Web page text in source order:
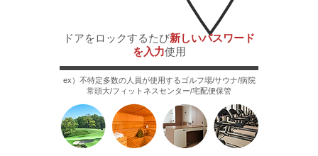
​ドアをロックするたび新しいパスワード
を入力使用
ex）不特定多数の人員が使用するゴルフ場/サウナ/病院
常頭大/フィットネスセンター/宅配便保管